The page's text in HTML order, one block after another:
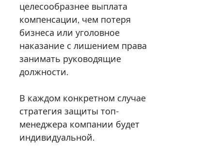
целесообразнее выплата
компенсации, чем потеря
бизнеса или уголовное
наказание с лишением права
занимать руководящие
должности.
В каждом конкретном случае
стратегия защиты топ-
менеджера компании будет
индивидуальной.